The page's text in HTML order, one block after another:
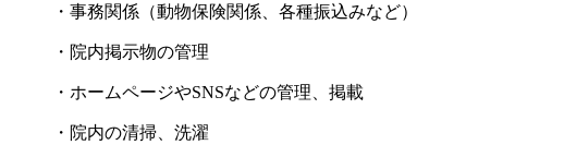
・事務関係（動物保険関係、各種振込みなど）
・院内掲示物の管理
・ホームページやSNSなどの管理、掲載
・院内の清掃、洗濯